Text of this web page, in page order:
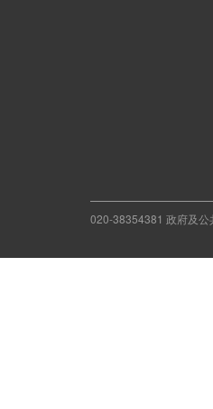
020-38354381 政府及公